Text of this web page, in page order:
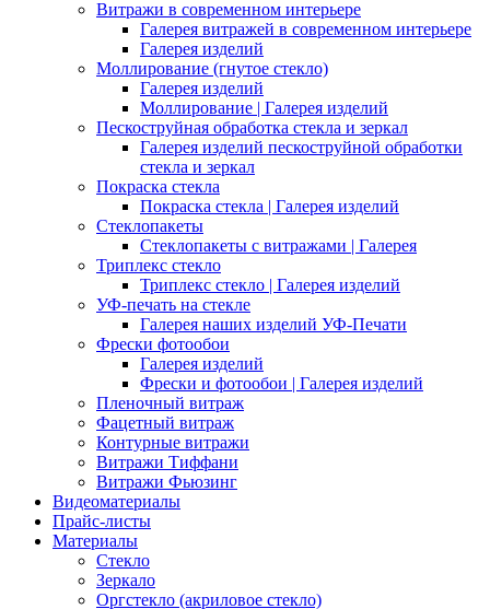
Витражи в современном интерьере
Галерея витражей в современном интерьере
Галерея изделий
Моллирование (гнутое стекло)
Галерея изделий
Моллирование | Галерея изделий
Пескоструйная обработка стекла и зеркал
Галерея изделий пескоструйной обработки
стекла и зеркал
Покраска стекла
Покраска стекла | Галерея изделий
Стеклопакеты
Стеклопакеты с витражами | Галерея
Триплекс стекло
Триплекс стекло | Галерея изделий
УФ-печать на стекле
Галерея наших изделий УФ-Печати
Фрески фотообои
Галерея изделий
Фрески и фотообои | Галерея изделий
Пленочный витраж
Фацетный витраж
Контурные витражи
Витражи Тиффани
Витражи Фьюзинг
Видеоматериалы
Прайс-листы
Материалы
Стекло
Зеркало
Оргстекло (акриловое стекло)